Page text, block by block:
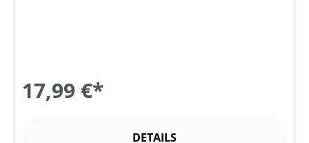
17,99 €*
DETAILS